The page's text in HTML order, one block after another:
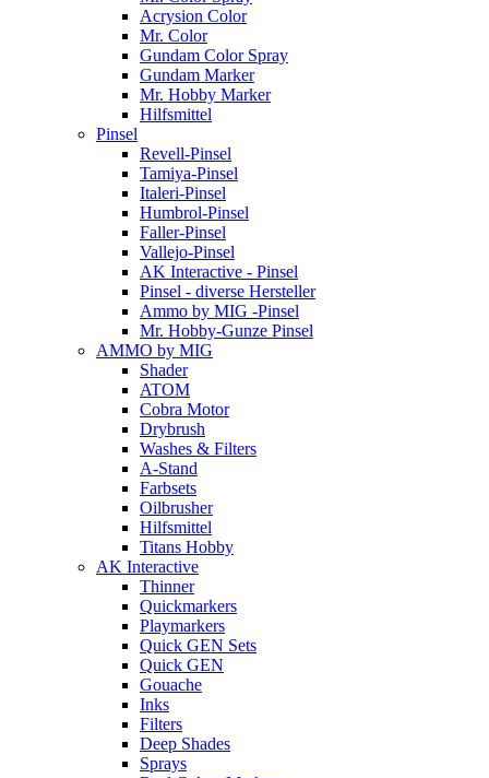
Acrysion Color
Mr. Color
Gundam Color Spray
Gundam Marker
Mr. Hobby Marker
Hilfsmittel
Pinsel
Revell-Pinsel
Tamiya-Pinsel
Italeri-Pinsel
Humbrol-Pinsel
Faller-Pinsel
Vallejo-Pinsel
AK Interactive - Pinsel
Pinsel - diverse Hersteller
Ammo by MIG -Pinsel
Mr. Hobby-Gunze Pinsel
AMMO by MIG
Shader
ATOM
Cobra Motor
Drybrush
Washes & Filters
A-Stand
Farbsets
Oilbrusher
Hilfsmittel
Titans Hobby
AK Interactive
Thinner
Quickmarkers
Playmarkers
Quick GEN Sets
Quick GEN
Gouache
Inks
Filters
Deep Shades
Sprays